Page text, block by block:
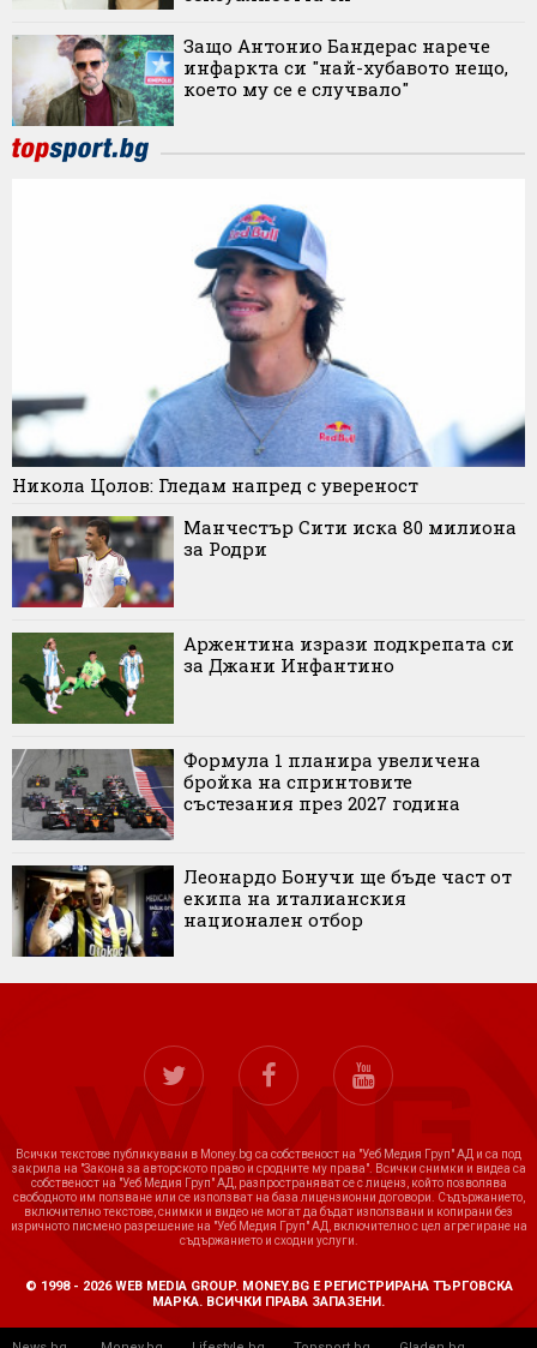
Защо Антонио Бандерас нарече
инфаркта си "най-хубавото нещо,
което му се е случвало"
Никола Цолов: Гледам напред с увереност
Манчестър Сити иска 80 милиона
за Родри
Аржентина изрази подкрепата си
за Джани Инфантино
Формула 1 планира увеличена
бройка на спринтовите
състезания през 2027 година
Леонардо Бонучи ще бъде част от
екипа на италианския
национален отбор
Всички текстове публикувани в Money.bg са собственост на "Уеб Медия Груп" АД и са под
закрила на "Закона за авторското право и сродните му права". Всички снимки и видеа са
собственост на "Уеб Медия Груп" АД, разпространяват се с лиценз, който позволява
свободното им ползване или се използват на база лицензионни договори. Съдържанието,
включително текстове, снимки и видео не могат да бъдат използвани и копирани без
изричното писмено разрешение на "Уеб Медия Груп" АД, включително с цел агрегиране на
съдържанието и сходни услуги.
© 1998 - 2026 WEB MEDIA GROUP. MONEY.BG Е РЕГИСТРИРАНА ТЪРГОВСКА
МАРКА. ВСИЧКИ ПРАВА ЗАПАЗЕНИ.